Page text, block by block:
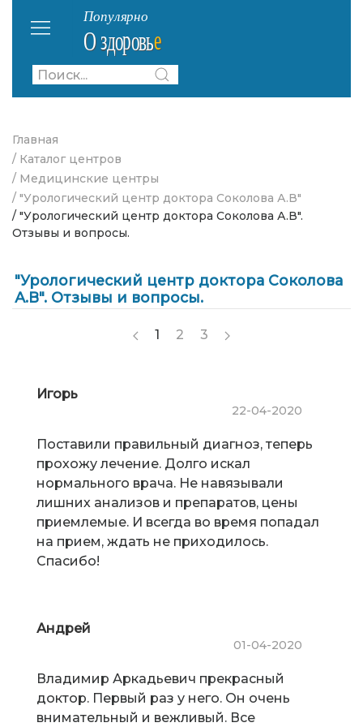
Главная
/ Каталог центров
/ Медицинские центры
/ "Урологический центр доктора Соколова А.В"
/ "Урологический центр доктора Соколова А.В".
Отзывы и вопросы.
"Урологический центр доктора Соколова
А.В". Отзывы и вопросы.
1 2 3
Игорь
22-04-2020
Поставили правильный диагноз, теперь
прохожу лечение. Долго искал
нормального врача. Не навязывали
лишних анализов и препаратов, цены
приемлемые. И всегда во время попадал
на прием, ждать не приходилось.
Спасибо!
Андрей
01-04-2020
Владимир Аркадьевич прекрасный
доктор. Первый раз у него. Он очень
внимательный и вежливый. Все